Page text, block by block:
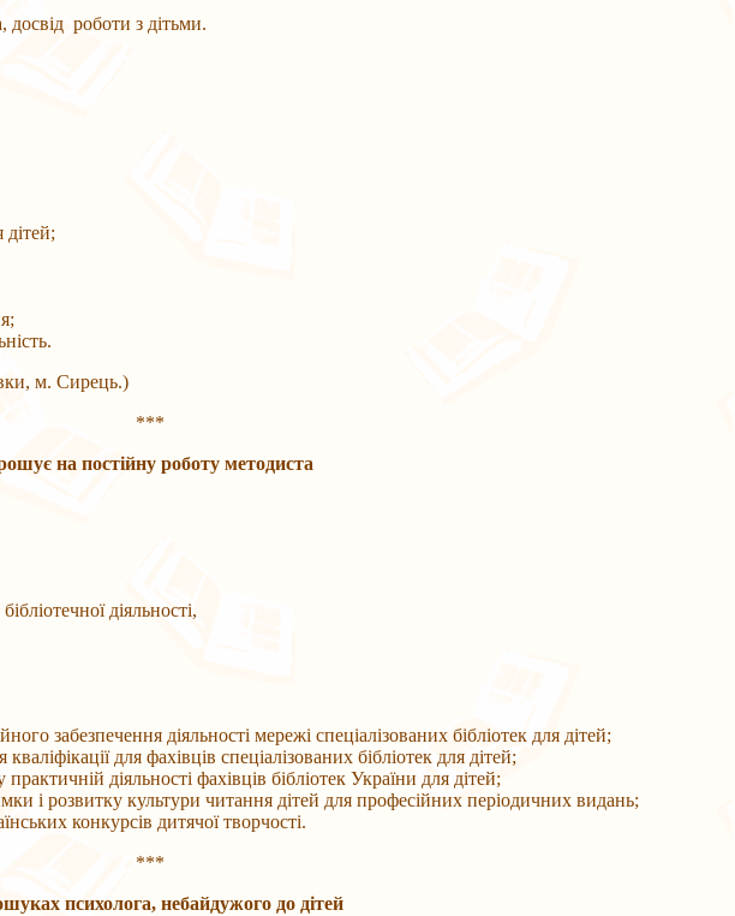
досвід роботи з дітьми.
дітей;
м. Сирець.)
***
на постійну роботу методиста
діяльності,
забезпечення діяльності мережі спеціалізованих бібліотек для дітей;
для фахівців спеціалізованих бібліотек для дітей;
діяльності фахівців бібліотек України для дітей;
і розвитку культури читання дітей для професійних періодичних видань;
конкурсів дитячої творчості.
***
психолога, небайдужого до дітей